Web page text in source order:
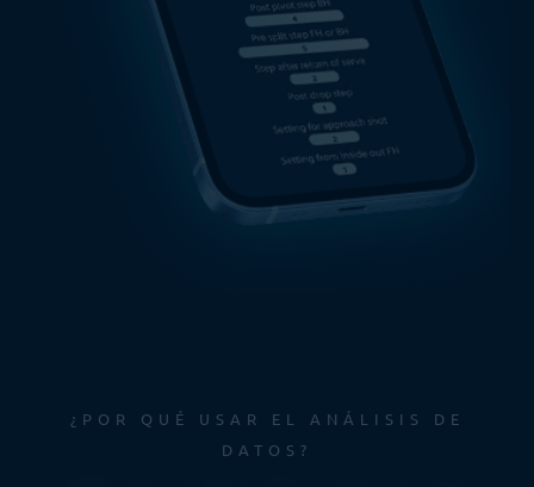
¿POR QUÉ USAR EL ANÁLISIS DE
DATOS?